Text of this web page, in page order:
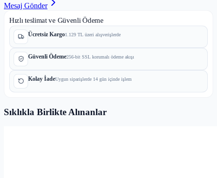
Mesaj Gönder
Hızlı teslimat ve Güvenli Ödeme
Ücretsiz Kargo1.129 TL üzeri alışverişlerde
Güvenli Ödeme256-bit SSL korumalı ödeme akışı
Kolay İadeUygun siparişlerde 14 gün içinde işlem
Sıklıkla Birlikte Alınanlar